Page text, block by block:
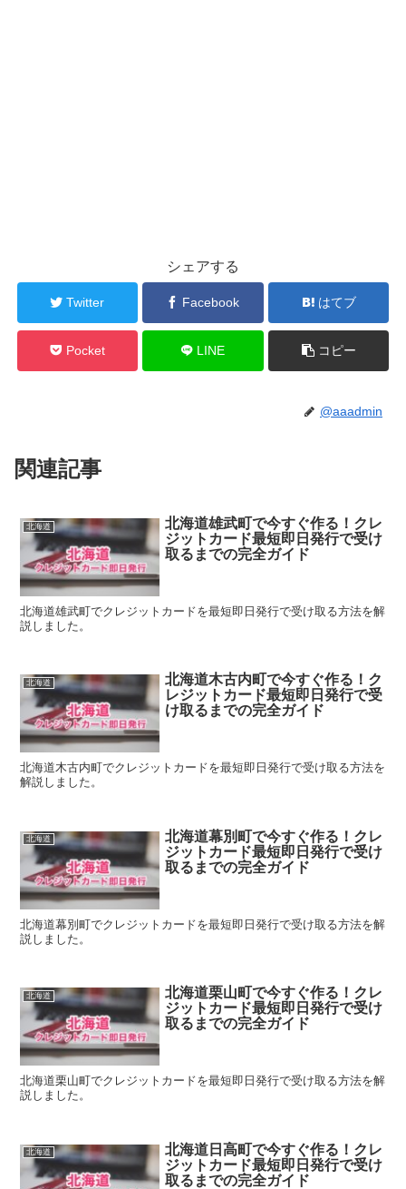
シェアする
Twitter Facebook はてブ
Pocket LINE コピー
@aaadmin
関連記事
北海道
北海道雄武町で今すぐ作る！クレ
ジットカード最短即日発行で受け
取るまでの完全ガイド
北海道雄武町でクレジットカードを最短即日発行で受け取る方法を解
説しました。
北海道
北海道木古内町で今すぐ作る！ク
レジットカード最短即日発行で受
け取るまでの完全ガイド
北海道木古内町でクレジットカードを最短即日発行で受け取る方法を
解説しました。
北海道
北海道幕別町で今すぐ作る！クレ
ジットカード最短即日発行で受け
取るまでの完全ガイド
北海道幕別町でクレジットカードを最短即日発行で受け取る方法を解
説しました。
北海道
北海道栗山町で今すぐ作る！クレ
ジットカード最短即日発行で受け
取るまでの完全ガイド
北海道栗山町でクレジットカードを最短即日発行で受け取る方法を解
説しました。
北海道
北海道日高町で今すぐ作る！クレ
ジットカード最短即日発行で受け
取るまでの完全ガイド